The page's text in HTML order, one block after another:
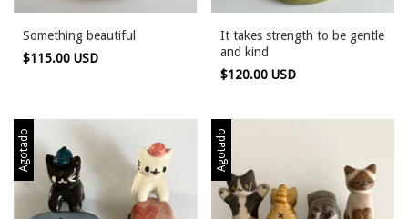
Something beautiful
$115.00 USD
It takes strength to be gentle
and kind
$120.00 USD
Agotado Agotado